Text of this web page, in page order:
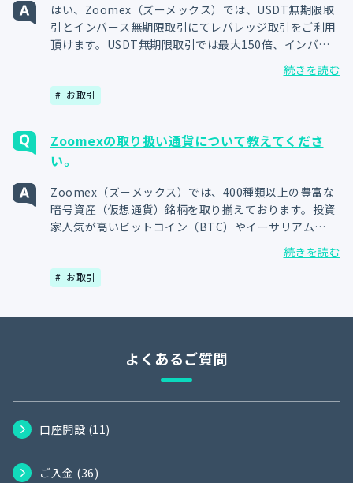
はい、Zoomex（ズーメックス）では、USDT無期限取
引とインバース無期限取引にてレバレッジ取引をご利用
頂けます。USDT無期限取引では最大150倍、インバー
ス無期限取引では最大100倍のレバレッジをご利用頂け
るため、少額の資金でダイナミックなトレードをご体感
頂けます。
続きを読む
お取引
Zoomexの取り扱い通貨について教えてくださ
い。
Zoomex（ズーメックス）では、400種類以上の豊富な
暗号資産（仮想通貨）銘柄を取り揃えております。投資
家人気が高いビットコイン（BTC）やイーサリアム
（ETH）などのメジャー通貨を含む豊富な種類の仮想通
貨をご用意しておりますので、ご自身の投資経験やトレ
ード戦略に合った銘柄をご選択ください。
続きを読む
お取引
よくあるご質問
口座開設 (11)
ご入金 (36)